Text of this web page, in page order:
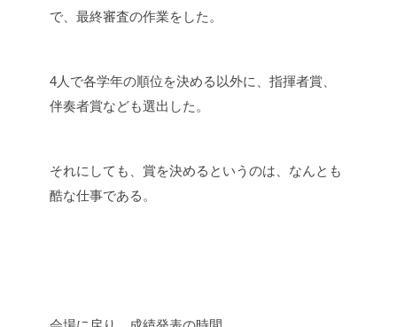
で、最終審査の作業をした。
4人で各学年の順位を決める以外に、指揮者賞、
伴奏者賞なども選出した。
それにしても、賞を決めるというのは、なんとも
酷な仕事である。